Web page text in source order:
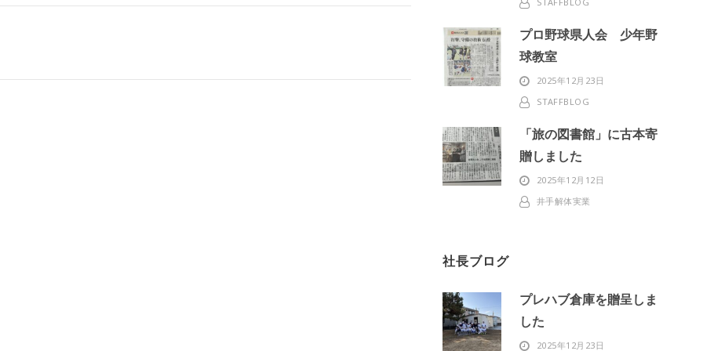
プロ野球県人会 少年野
球教室
2025年12月23日
STAFFBLOG
「旅の図書館」に古本寄
贈しました
2025年12月12日
井手解体実業
社長ブログ
プレハブ倉庫を贈呈しま
した
2025年12月23日